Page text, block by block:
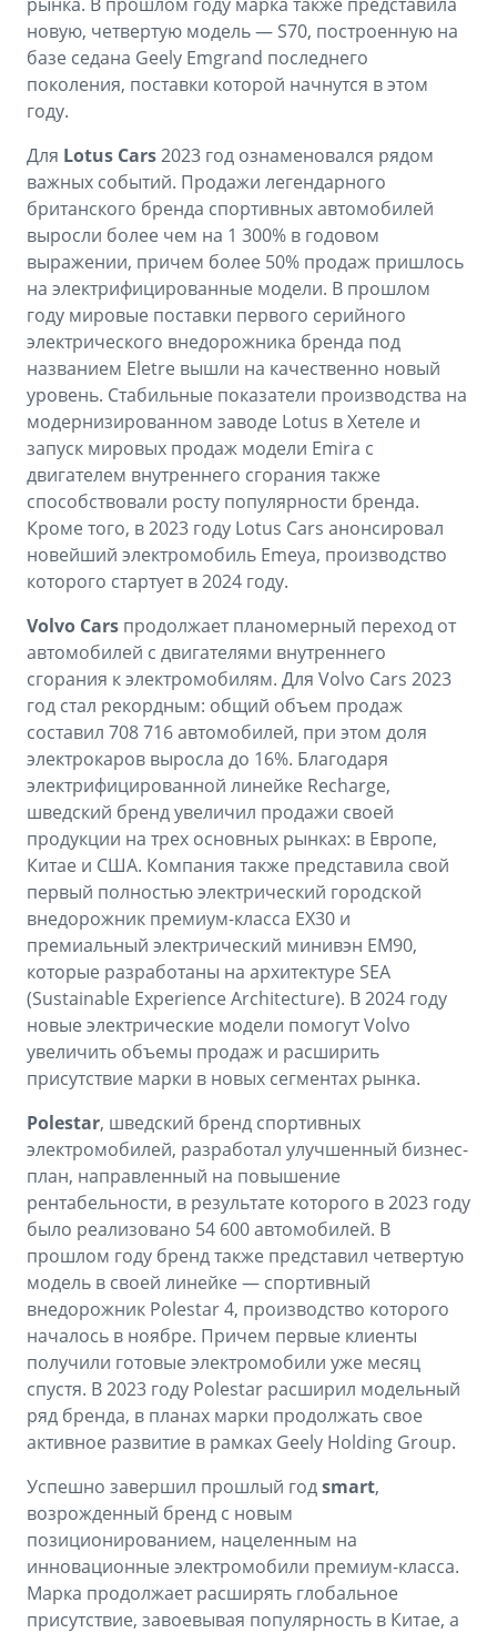
новую, четвертую модель — S70, построенную на
базе седана Geely Emgrand последнего
поколения, поставки которой начнутся в этом
году.
Для Lotus Cars2023 год ознаменовался рядом
важных событий. Продажи легендарного
британского бренда спортивных автомобилей
выросли более чем на 1 300% в годовом
выражении, причем более 50% продаж пришлось
на электрифицированные модели. В прошлом
году мировые поставки первого серийного
электрического внедорожника бренда под
названием Eletre вышли на качественно новый
уровень. Стабильные показатели производства на
модернизированном заводе Lotus в Хетеле и
запуск мировых продаж модели Emira с
двигателем внутреннего сгорания также
способствовали росту популярности бренда.
Кроме того, в 2023 году Lotus Cars анонсировал
новейший электромобиль Emeya, производство
которого стартует в 2024 году.
Volvo Cars продолжает планомерный переход от
автомобилей с двигателями внутреннего
сгорания к электромобилям. Для Volvo Cars 2023
год стал рекордным: общий объем продаж
составил 708 716 автомобилей, при этом доля
электрокаров выросла до 16%. Благодаря
электрифицированной линейке Recharge,
шведский бренд увеличил продажи своей
продукции на трех основных рынках: в Европе,
Китае и США. Компания также представила свой
первый полностью электрический городской
внедорожник премиум-класса EX30 и
премиальный электрический минивэн EM90,
которые разработаны на архитектуре SEA
(Sustainable Experience Architecture). В 2024 году
новые электрические модели помогут Volvo
увеличить объемы продаж и расширить
присутствие марки в новых сегментах рынка.
Polestar, шведский бренд спортивных
электромобилей, разработал улучшенный бизнес-
план, направленный на повышение
рентабельности, в результате которого в 2023 году
было реализовано 54 600 автомобилей. В
прошлом году бренд также представил четвертую
модель в своей линейке — спортивный
внедорожник Polestar 4, производство которого
началось в ноябре. Причем первые клиенты
получили готовые электромобили уже месяц
спустя. В 2023 году Polestar расширил модельный
ряд бренда, в планах марки продолжать свое
активное развитие в рамках Geely Holding Group.
Успешно завершил прошлый годsmart,
возрожденный бренд с новым
позиционированием, нацеленным на
инновационные электромобили премиум-класса.
Марка продолжает расширять глобальное
присутствие, завоевывая популярность в Китае, а